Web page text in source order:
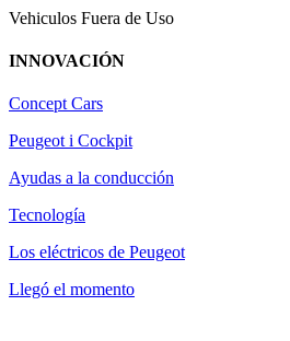
Vehiculos Fuera de Uso
INNOVACIÓN
Concept Cars
Peugeot i Cockpit
Ayudas a la conducción
Tecnología
Los eléctricos de Peugeot
Llegó el momento